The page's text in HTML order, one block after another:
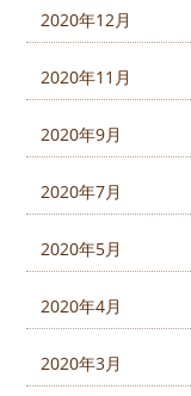
2020年12月
2020年11月
2020年9月
2020年7月
2020年5月
2020年4月
2020年3月